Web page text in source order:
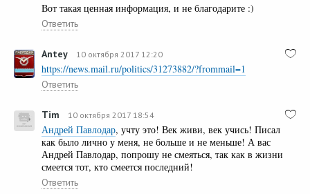
Вот такая ценная информация, и не благодарите :)
Ответить
Antey 10 октября 2017 12:20
https://news.mail.ru/politics/31273882/?frommail=1
Ответить
Tim 10 октября 2017 18:54
Андрей Павлодар, учту это! Век живи, век учись! Писал
как было лично у меня, не больше и не меньше! А вас
Андрей Павлодар, попрошу не смеяться, так как в жизни
смеется тот, кто смеется последний!
Ответить